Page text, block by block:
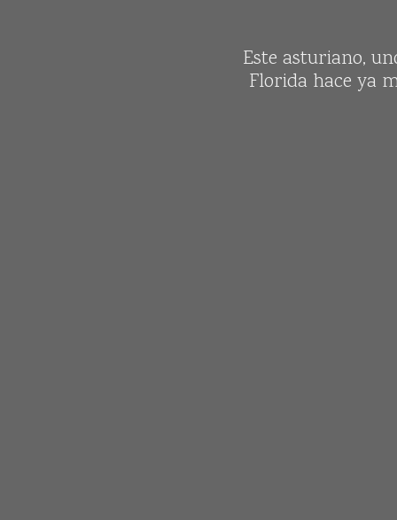
Este asturiano,
Florida hace ya